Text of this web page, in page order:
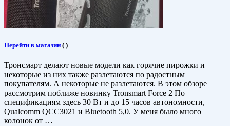
Перейти в магазин ( )
Тронсмарт делают новые модели как горячие пирожки и
некоторые из них также разлетаются по радостным
покупателям. А некоторые не разлетаются. В этом обзоре
рассмотрим поближе новинку Tronsmart Force 2 По
спецификациям здесь 30 Вт и до 15 часов автономности,
Qualcomm QCC3021 и Bluetooth 5,0. У меня было много
колонок от …